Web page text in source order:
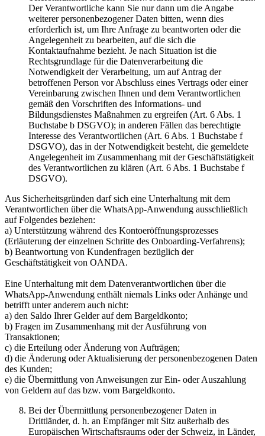
Der Verantwortliche kann Sie nur dann um die Angabe
weiterer personenbezogener Daten bitten, wenn dies
erforderlich ist, um Ihre Anfrage zu beantworten oder die
Angelegenheit zu bearbeiten, auf die sich die
Kontaktaufnahme bezieht. Je nach Situation ist die
Rechtsgrundlage für die Datenverarbeitung die
Notwendigkeit der Verarbeitung, um auf Antrag der
betroffenen Person vor Abschluss eines Vertrags oder einer
Vereinbarung zwischen Ihnen und dem Verantwortlichen
gemäß den Vorschriften des Informations- und
Bildungsdienstes Maßnahmen zu ergreifen (Art. 6 Abs. 1
Buchstabe b DSGVO); in anderen Fällen das berechtigte
Interesse des Verantwortlichen (Art. 6 Abs. 1 Buchstabe f
DSGVO), das in der Notwendigkeit besteht, die gemeldete
Angelegenheit im Zusammenhang mit der Geschäftstätigkeit
des Verantwortlichen zu klären (Art. 6 Abs. 1 Buchstabe f
DSGVO).
Aus Sicherheitsgründen darf sich eine Unterhaltung mit dem
Verantwortlichen über die WhatsApp-Anwendung ausschließlich
auf Folgendes beziehen:
a) Unterstützung während des Kontoeröffnungsprozesses
(Erläuterung der einzelnen Schritte des Onboarding-Verfahrens);
b) Beantwortung von Kundenfragen bezüglich der
Geschäftstätigkeit von OANDA.
Eine Unterhaltung mit dem Datenverantwortlichen über die
WhatsApp-Anwendung enthält niemals Links oder Anhänge und
betrifft unter anderem auch nicht:
a) den Saldo Ihrer Gelder auf dem Bargeldkonto;
b) Fragen im Zusammenhang mit der Ausführung von
Transaktionen;
c) die Erteilung oder Änderung von Aufträgen;
d) die Änderung oder Aktualisierung der personenbezogenen Daten
des Kunden;
e) die Übermittlung von Anweisungen zur Ein- oder Auszahlung
von Geldern auf das bzw. vom Bargeldkonto.
Bei der Übermittlung personenbezogener Daten in
Drittländer, d. h. an Empfänger mit Sitz außerhalb des
Europäischen Wirtschaftsraums oder der Schweiz, in Länder,